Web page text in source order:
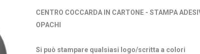
CENTRO COCCARDA IN CARTONE - STAMPA
OPACHI
Si può stampare qualsiasi logo/scritta a colori